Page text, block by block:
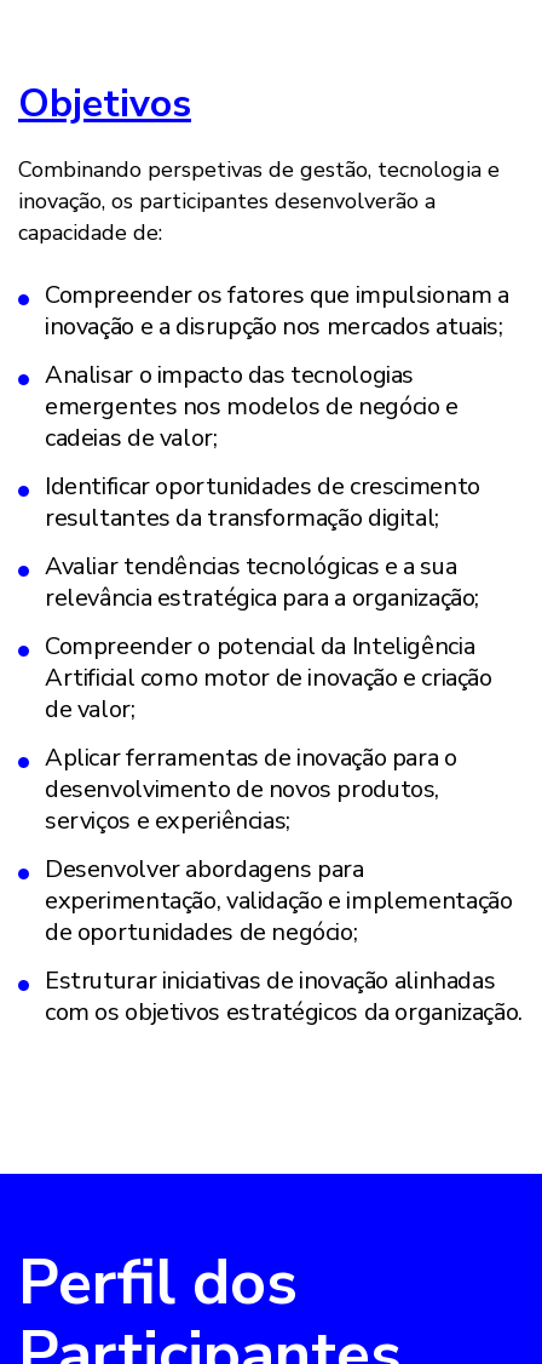
Objetivos
Combinando perspetivas de gestão, tecnologia e
inovação, os participantes desenvolverão a
capacidade de:
Compreender os fatores que impulsionam a
inovação e a disrupção nos mercados atuais;
Analisar o impacto das tecnologias
emergentes nos modelos de negócio e
cadeias de valor;
Identificar oportunidades de crescimento
resultantes da transformação digital;
Avaliar tendências tecnológicas e a sua
relevância estratégica para a organização;
Compreender o potencial da Inteligência
Artificial como motor de inovação e criação
de valor;
Aplicar ferramentas de inovação para o
desenvolvimento de novos produtos,
serviços e experiências;
Desenvolver abordagens para
experimentação, validação e implementação
de oportunidades de negócio;
Estruturar iniciativas de inovação alinhadas
com os objetivos estratégicos da organização.
Perfil dos